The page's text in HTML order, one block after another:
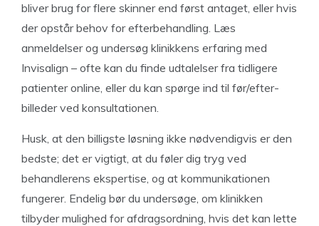
bliver brug for flere skinner end først antaget, eller hvis
der opstår behov for efterbehandling. Læs
anmeldelser og undersøg klinikkens erfaring med
Invisalign – ofte kan du finde udtalelser fra tidligere
patienter online, eller du kan spørge ind til før/efter-
billeder ved konsultationen.
Husk, at den billigste løsning ikke nødvendigvis er den
bedste; det er vigtigt, at du føler dig tryg ved
behandlerens ekspertise, og at kommunikationen
fungerer. Endelig bør du undersøge, om klinikken
tilbyder mulighed for afdragsordning, hvis det kan lette